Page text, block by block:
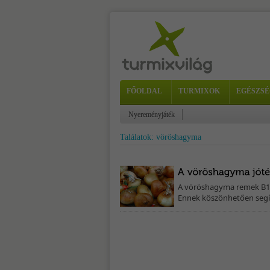
FŐOLDAL TURMIXOK
Nyereményjáték
Találatok: vöröshagyma
A vöröshagyma remek
Ennek köszönhetően